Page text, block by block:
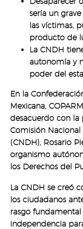
sería un
las víctimas,
producto de
La CNDH
autonomía y
poder del
En la
Mexicana,
desacuerdo con
Comisión
(CNDH), Rosario
organismo
los Derechos del
La CNDH se creó
los ciudadanos
rasgo
independencia